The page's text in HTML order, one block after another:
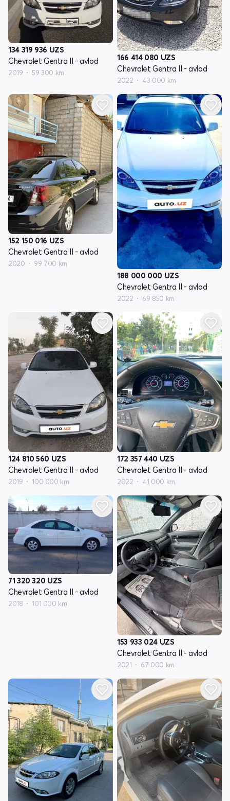
134 319 936 UZS
Chevrolet Gentra II - avlod
2019 59 300 km
166 414 080 UZS
Chevrolet Gentra II - avlod
2022 43 000 km
152 150 016 UZS
Chevrolet Gentra II - avlod
2020 99 700 km
188 000 000 UZS
Chevrolet Gentra II - avlod
2022 69 850 km
124 810 560 UZS
Chevrolet Gentra II - avlod
2019 100 000 km
172 357 440 UZS
Chevrolet Gentra II - avlod
2022 41 000 km
71 320 320 UZS
Chevrolet Gentra II - avlod
2018 101 000 km
153 933 024 UZS
Chevrolet Gentra II - avlod
2021 67 000 km